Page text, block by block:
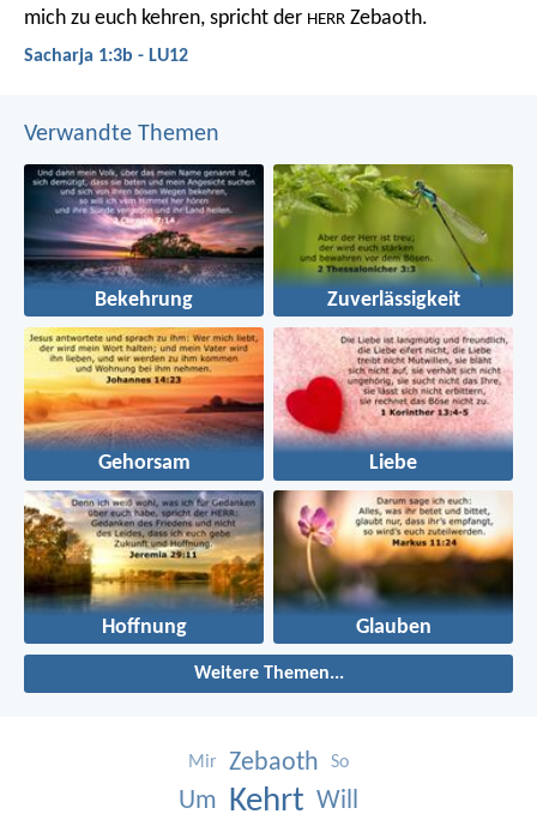
mich zu euch kehren, spricht der HERR Zebaoth.
Sacharja 1:3b - LU12
Verwandte Themen
Bekehrung Zuverlässigkeit
Gehorsam Liebe
Hoffnung Glauben
Weitere Themen...
Mir Zebaoth So
Um Kehrt Will